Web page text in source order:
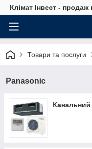
Клімат Інвест - продаж
Товари та послуги
Panasonic